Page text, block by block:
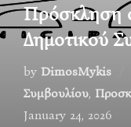
Πρόσκληση
Δημοτικού
by DimosMykis
Συμβουλίου,
January 24, 2026